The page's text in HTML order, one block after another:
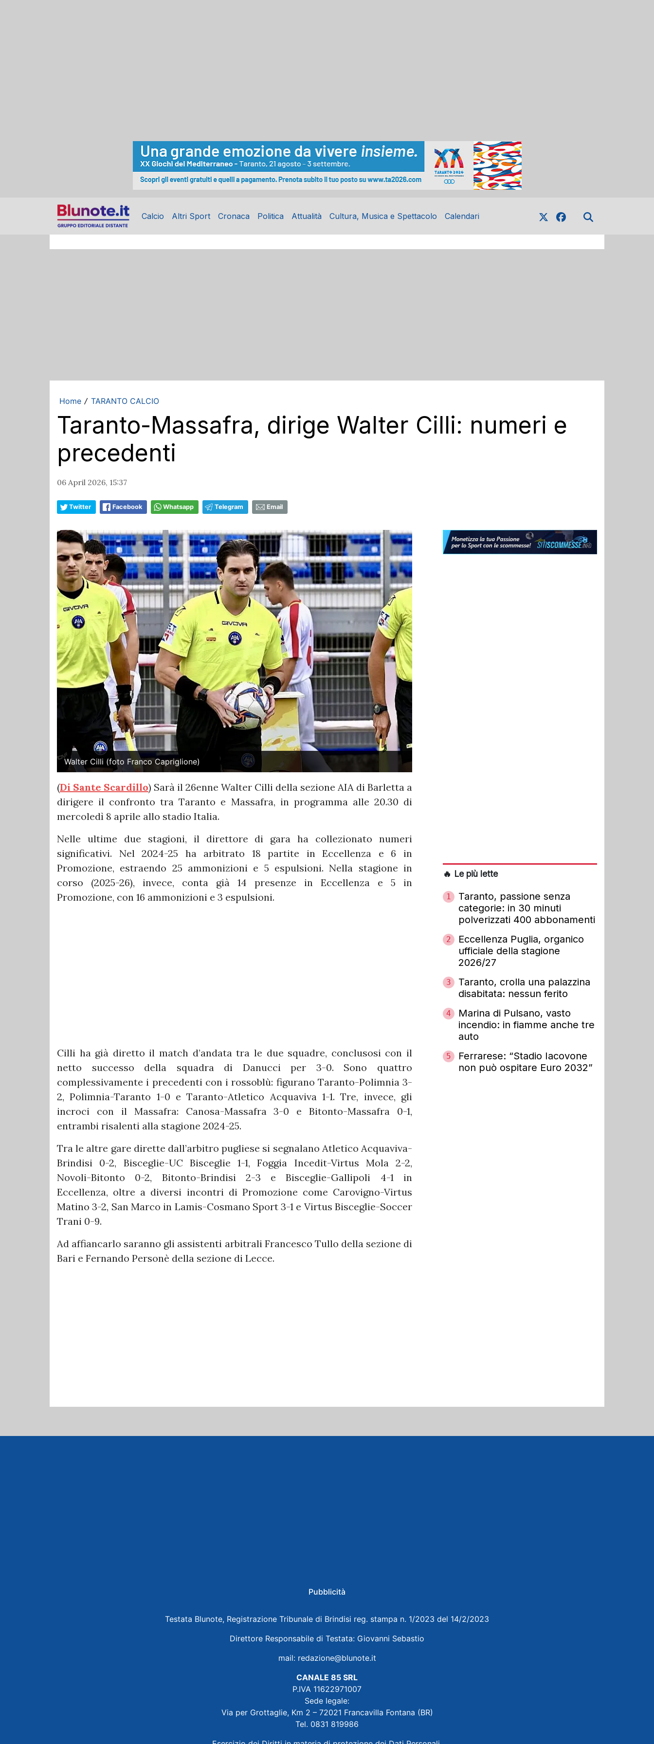
Calcio Altri Sport Cronaca Politica Attualità Cultura, Musica e Spettacolo Calendari
Home / TARANTO CALCIO
Taranto-Massafra, dirige Walter Cilli: numeri e
precedenti
06 April 2026, 15:37
Twitter Facebook Whatsapp Telegram Email
Walter Cilli (foto Franco Capriglione)
(Di Sante Scardillo) Sarà il 26enne Walter Cilli della sezione AIA di Barletta a
dirigere il confronto tra Taranto e Massafra, in programma alle 20.30 di
mercoledì 8 aprile allo stadio Italia.
Nelle ultime due stagioni, il direttore di gara ha collezionato numeri
significativi. Nel 2024-25 ha arbitrato 18 partite in Eccellenza e 6 in
Promozione, estraendo 25 ammonizioni e 5 espulsioni. Nella stagione in
corso (2025-26), invece, conta già 14 presenze in Eccellenza e 5 in
Promozione, con 16 ammonizioni e 3 espulsioni.
Cilli ha già diretto il match d’andata tra le due squadre, conclusosi con il
netto successo della squadra di Danucci per 3-0. Sono quattro
complessivamente i precedenti con i rossoblù: figurano Taranto-Polimnia 3-
2, Polimnia-Taranto 1-0 e Taranto-Atletico Acquaviva 1-1. Tre, invece, gli
incroci con il Massafra: Canosa-Massafra 3-0 e Bitonto-Massafra 0-1,
entrambi risalenti alla stagione 2024-25.
Tra le altre gare dirette dall’arbitro pugliese si segnalano Atletico Acquaviva-
Brindisi 0-2, Bisceglie-UC Bisceglie 1-1, Foggia Incedit-Virtus Mola 2-2,
Novoli-Bitonto 0-2, Bitonto-Brindisi 2-3 e Bisceglie-Gallipoli 4-1 in
Eccellenza, oltre a diversi incontri di Promozione come Carovigno-Virtus
Matino 3-2, San Marco in Lamis-Cosmano Sport 3-1 e Virtus Bisceglie-Soccer
Trani 0-9.
Ad affiancarlo saranno gli assistenti arbitrali Francesco Tullo della sezione di
Bari e Fernando Personè della sezione di Lecce.
🔥 Le più lette
1
Taranto, passione senza
categorie: in 30 minuti
polverizzati 400 abbonamenti
2
Eccellenza Puglia, organico
ufficiale della stagione
2026/27
3
Taranto, crolla una palazzina
disabitata: nessun ferito
4
Marina di Pulsano, vasto
incendio: in fiamme anche tre
auto
5
Ferrarese: “Stadio Iacovone
non può ospitare Euro 2032”
Pubblicità
Testata Blunote, Registrazione Tribunale di Brindisi reg. stampa n. 1/2023 del 14/2/2023
Direttore Responsabile di Testata: Giovanni Sebastio
mail: redazione@blunote.it
CANALE 85 SRL
P.IVA 11622971007
Sede legale:
Via per Grottaglie, Km 2 – 72021 Francavilla Fontana (BR)
Tel. 0831 819986